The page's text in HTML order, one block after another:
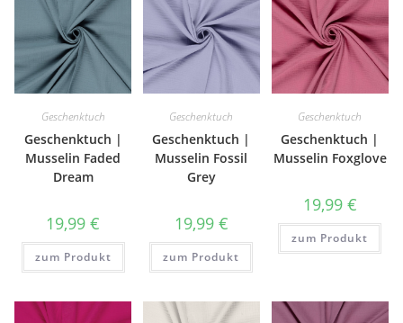
Geschenktuch
Geschenktuch |
Musselin Faded
Dream
19,99€
zum Produkt
Geschenktuch
Geschenktuch |
Musselin Fossil
Grey
19,99 €
zum Produkt
Geschenktuch
Geschenktuch |
Musselin Foxglove
19,99 €
zum Produkt